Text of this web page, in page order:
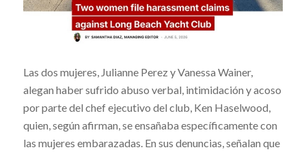
Las dos mujeres, Julianne Perez y Vanessa Wainer,
alegan haber sufrido abuso verbal, intimidación y acoso
por parte del chef ejecutivo del club, Ken Haselwood,
quien, según afirman, se ensañaba específicamente con
las mujeres embarazadas. En sus denuncias, señalan que